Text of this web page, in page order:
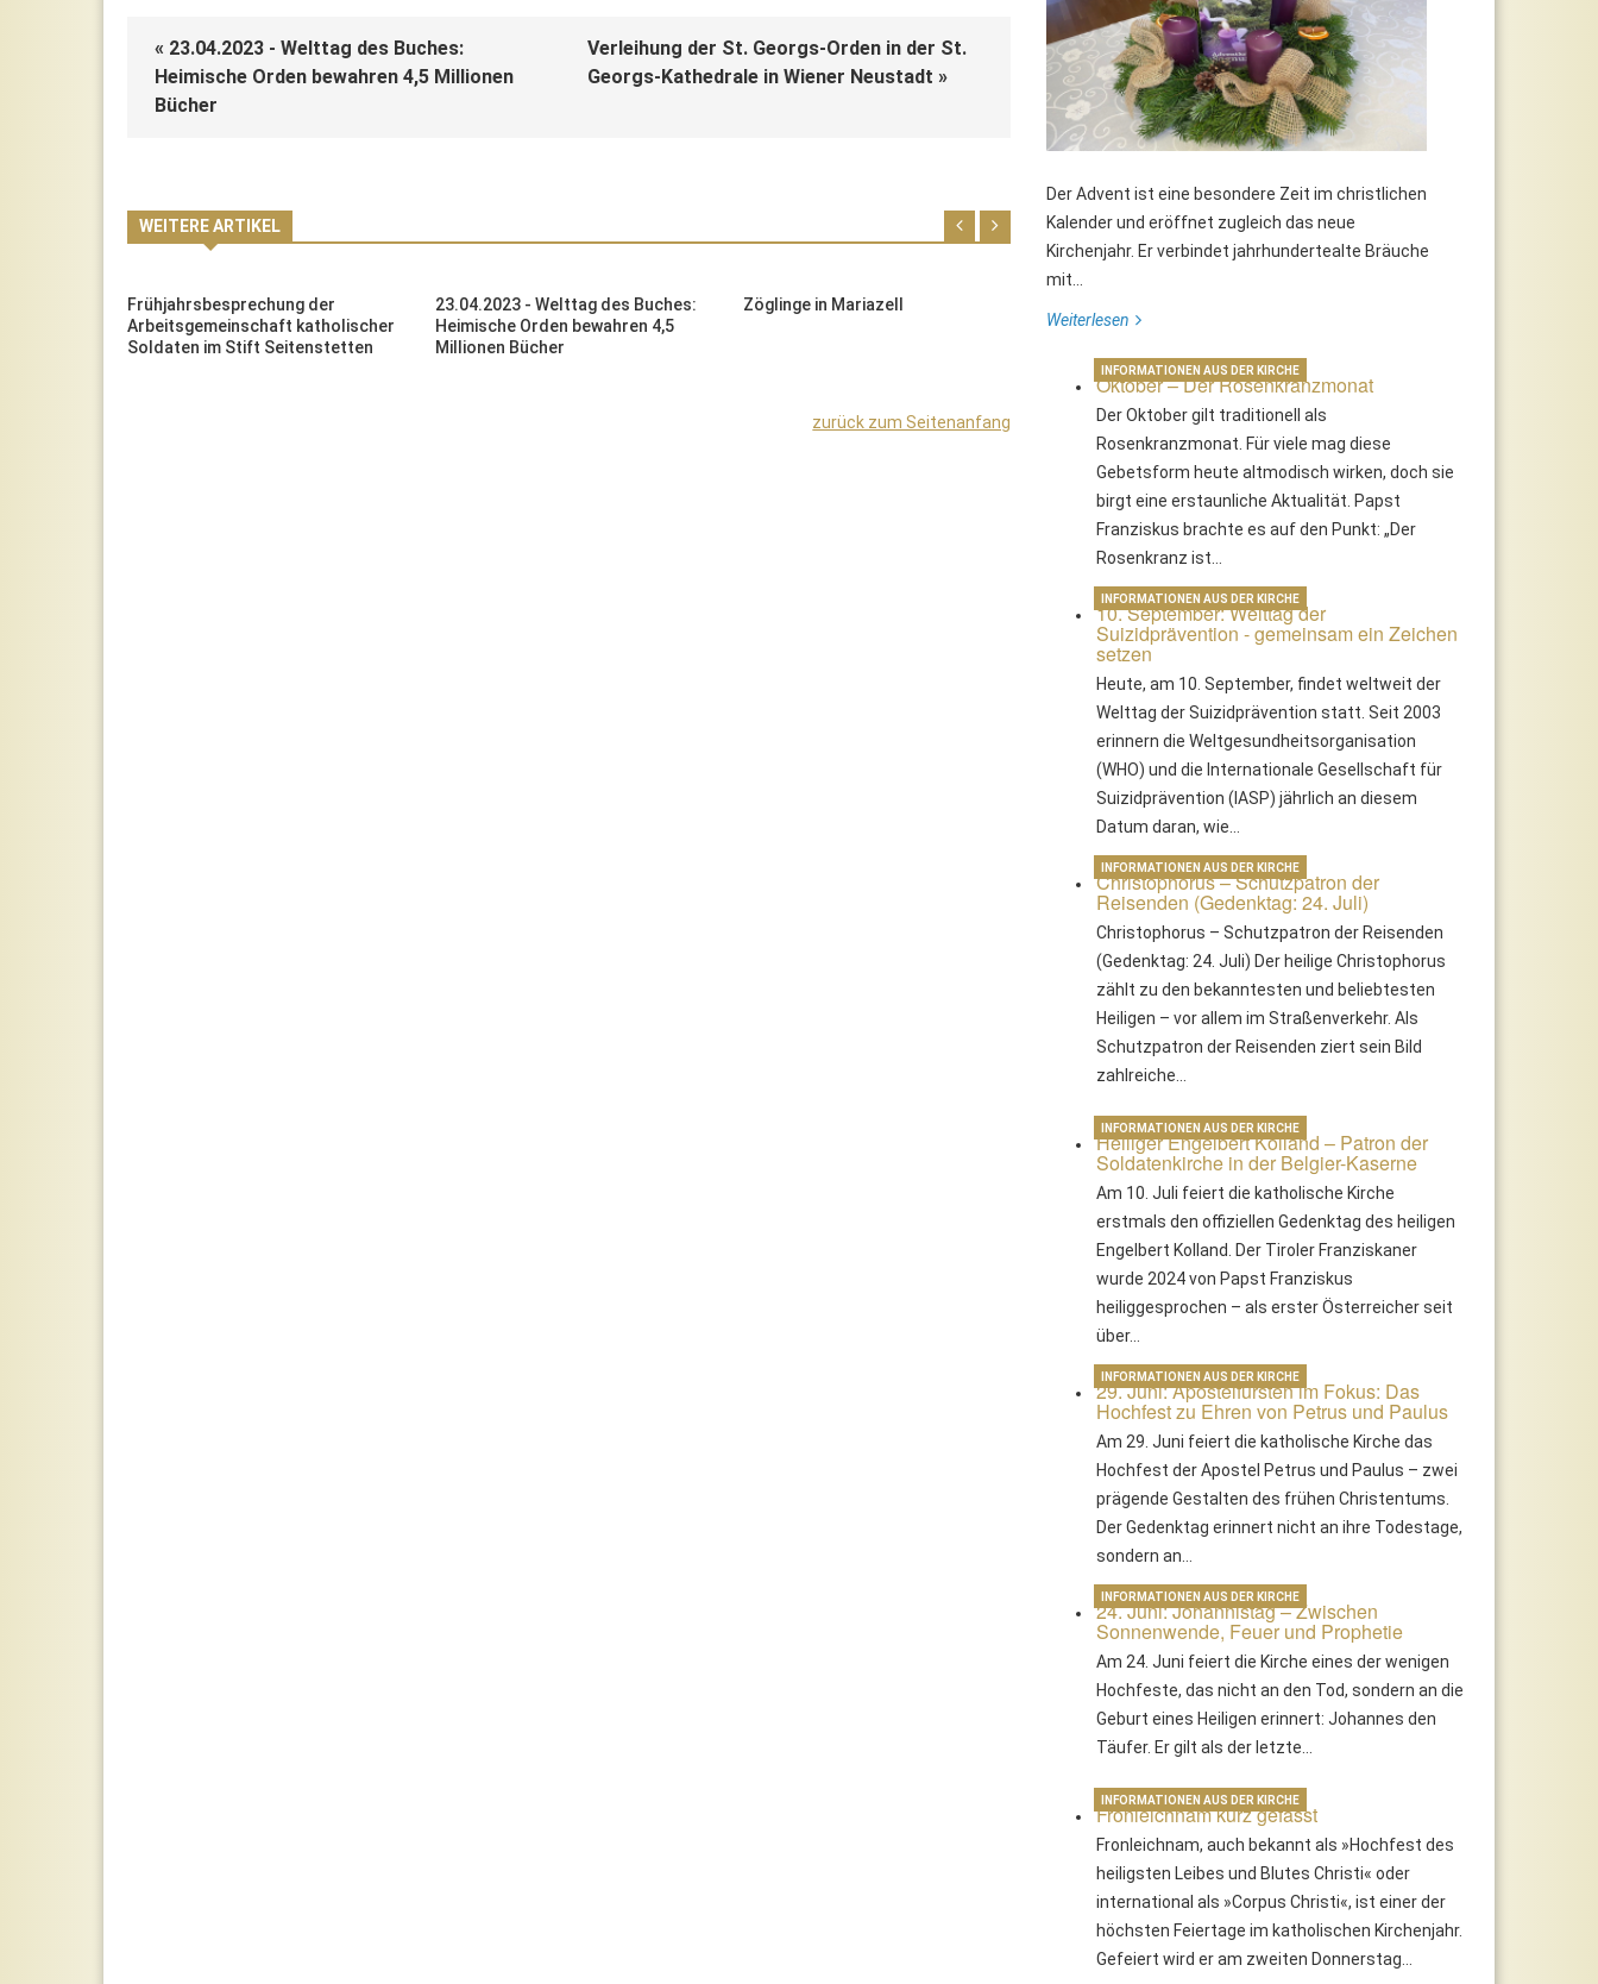
« 23.04.2023 - Welttag des Buches:
Heimische Orden bewahren 4,5 Millionen
Bücher
Verleihung der St. Georgs-Orden in der St.
Georgs-Kathedrale in Wiener Neustadt »
WEITERE ARTIKEL
Frühjahrsbesprechung der
Arbeitsgemeinschaft katholischer
Soldaten im Stift Seitenstetten
23.04.2023 - Welttag des Buches:
Heimische Orden bewahren 4,5
Millionen Bücher
Zöglinge in Mariazell
zurück zum Seitenanfang
Der Advent ist eine besondere Zeit im christlichen
Kalender und eröffnet zugleich das neue
Kirchenjahr. Er verbindet jahrhundertealte Bräuche
mit...
Weiterlesen
Oktober – Der Rosenkranzmonat
Der Oktober gilt traditionell als
Rosenkranzmonat. Für viele mag diese
Gebetsform heute altmodisch wirken, doch sie
birgt eine erstaunliche Aktualität. Papst
Franziskus brachte es auf den Punkt: „Der
Rosenkranz ist…
INFORMATIONEN AUS DER KIRCHE
10. September: Welttag der
Suizidprävention - gemeinsam ein Zeichen
setzen
Heute, am 10. September, findet weltweit der
Welttag der Suizidprävention statt. Seit 2003
erinnern die Weltgesundheitsorganisation
(WHO) und die Internationale Gesellschaft für
Suizidprävention (IASP) jährlich an diesem
Datum daran, wie…
INFORMATIONEN AUS DER KIRCHE
Christophorus – Schutzpatron der
Reisenden (Gedenktag: 24. Juli)
Christophorus – Schutzpatron der Reisenden
(Gedenktag: 24. Juli) Der heilige Christophorus
zählt zu den bekanntesten und beliebtesten
Heiligen – vor allem im Straßenverkehr. Als
Schutzpatron der Reisenden ziert sein Bild
zahlreiche…
INFORMATIONEN AUS DER KIRCHE
Heiliger Engelbert Kolland – Patron der
Soldatenkirche in der Belgier-Kaserne
Am 10. Juli feiert die katholische Kirche
erstmals den offiziellen Gedenktag des heiligen
Engelbert Kolland. Der Tiroler Franziskaner
wurde 2024 von Papst Franziskus
heiliggesprochen – als erster Österreicher seit
über…
INFORMATIONEN AUS DER KIRCHE
29. Juni: Apostelfürsten im Fokus: Das
Hochfest zu Ehren von Petrus und Paulus
Am 29. Juni feiert die katholische Kirche das
Hochfest der Apostel Petrus und Paulus – zwei
prägende Gestalten des frühen Christentums.
Der Gedenktag erinnert nicht an ihre Todestage,
sondern an…
INFORMATIONEN AUS DER KIRCHE
24. Juni: Johannistag – Zwischen
Sonnenwende, Feuer und Prophetie
Am 24. Juni feiert die Kirche eines der wenigen
Hochfeste, das nicht an den Tod, sondern an die
Geburt eines Heiligen erinnert: Johannes den
Täufer. Er gilt als der letzte…
INFORMATIONEN AUS DER KIRCHE
Fronleichnam kurz gefasst
Fronleichnam, auch bekannt als »Hochfest des
heiligsten Leibes und Blutes Christi« oder
international als »Corpus Christi«, ist einer der
höchsten Feiertage im katholischen Kirchenjahr.
Gefeiert wird er am zweiten Donnerstag…
INFORMATIONEN AUS DER KIRCHE